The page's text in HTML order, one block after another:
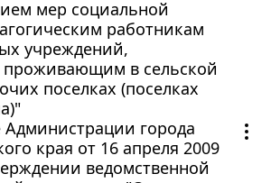
мер социальной
работникам
учреждений,
в сельской
поселках (поселках
Администрации города
края от 16 апреля 2009
ведомственной